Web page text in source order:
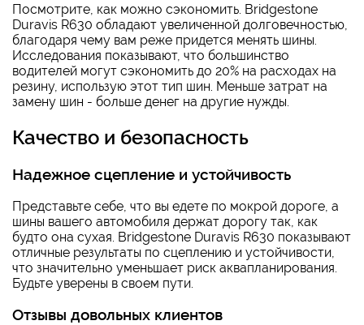
Посмотрите, как можно сэкономить. Bridgestone
Duravis R630 обладают увеличенной долговечностью,
благодаря чему вам реже придется менять шины.
Исследования показывают, что большинство
водителей могут сэкономить до 20% на расходах на
резину, использую этот тип шин. Меньше затрат на
замену шин - больше денег на другие нужды.
Качество и безопасность
Надежное сцепление и устойчивость
Представьте себе, что вы едете по мокрой дороге, а
шины вашего автомобиля держат дорогу так, как
будто она сухая. Bridgestone Duravis R630 показывают
отличные результаты по сцеплению и устойчивости,
что значительно уменьшает риск аквапланирования.
Будьте уверены в своем пути.
Отзывы довольных клиентов